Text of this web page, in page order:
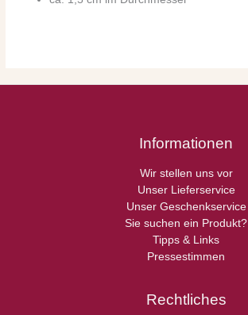
Informationen
Wir stellen uns vor
Unser Lieferservice
Unser Geschenkservice
Sie suchen ein Produkt?
Tipps & Links
Pressestimmen
Rechtliches